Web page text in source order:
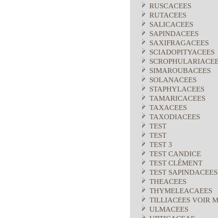
RUSCACEES
RUTACEES
SALICACEES
SAPINDACEES
SAXIFRAGACEES
SCIADOPITYACEES
SIMAROUBACEES
SOLANACEES
STAPHYLACEES
TAMARICACEES
TAXACEES
TAXODIACEES
TEST
TEST
TEST 3
TEST CANDICE
TEST CLÉMENT
TEST
THEACEES
THYMELEACAEES
TILLIACEES VOIR
ULMACEES